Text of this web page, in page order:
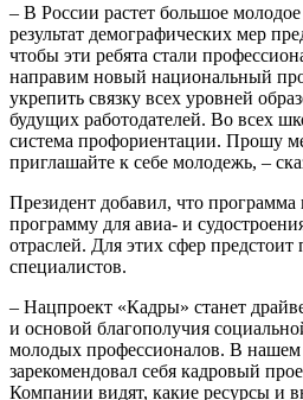
– В России растет большое
результат демографических мер
чтобы эти ребята стали
направим новый национальный
укрепить связку всех уровней
будущих работодателей. Во всех
система профориентации. Прошу
приглашайте к себе молодежь, –
Президент добавил, что программа
программу для авиа- и
отраслей. Для этих сфер предстоит
специалистов.
– Нацпроект «Кадры» станет
и основой благополучия
молодых профессионалов. В
зарекомендовал себя кадровый
Компании видят, какие ресурсы и